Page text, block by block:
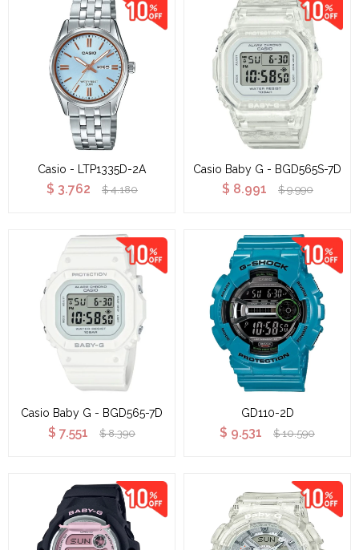
Casio - LTP1335D-2A
$ 3.762 $ 4.180
Casio Baby G - BGD565S-7D
$ 8.991 $ 9.990
Casio Baby G - BGD565-7D
$ 7.551 $ 8.390
GD110-2D
$ 9.531 $ 10.590